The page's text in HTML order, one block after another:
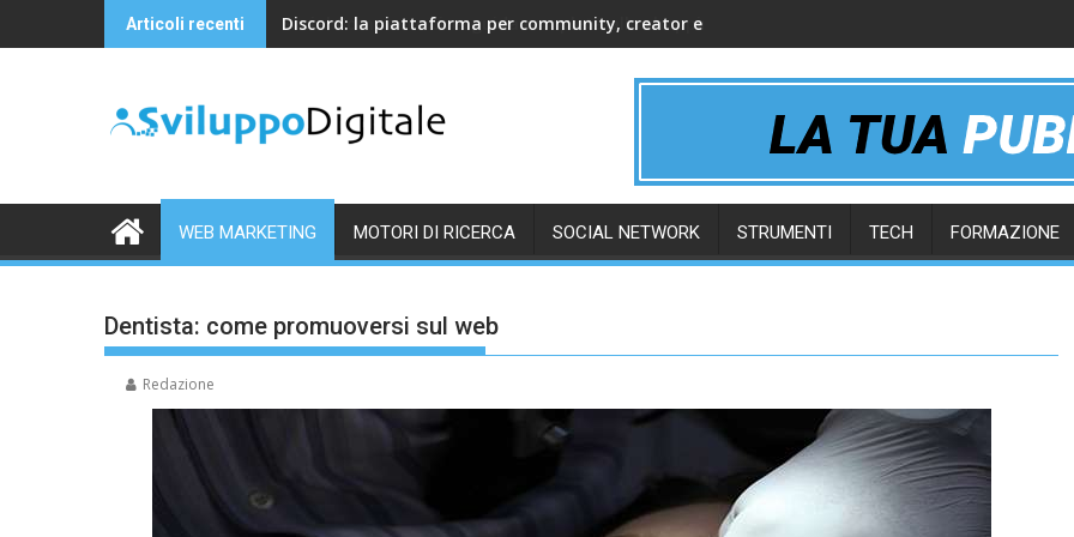
to
Articoli recenti Discord: la piattaforma per community, creator e gruppi online
WEB MARKETING MOTORI DI RICERCA SOCIAL NETWORK STRUMENTI TECH FORMAZIONE
Dentista: come promuoversi sul web
Redazione